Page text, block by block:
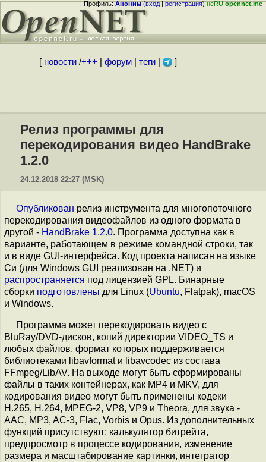
Профиль:Аноним(вход|регистрация)неRUopennet.me
[ новости/+++ форум| теги| ]
Релиз программы для
перекодирования видео HandBrake
1.2.0
24.12.2018 22:27 (MSK)
Опубликован релиз инструмента для многопоточного
перекодирования видеофайлов из одного формата в
другой - HandBrake 1.2.0. Программа доступна как в
варианте, работающем в режиме командной строки, так
и в виде GUI-интерфейса. Код проекта написан на языке
Си (для Windows GUI реализован на .NET) и
распространяется под лицензией GPL. Бинарные
сборки подготовлены для Linux (Ubuntu, Flatpak), macOS
и Windows.
Программа может перекодировать видео с
BluRay/DVD-дисков, копий директории VIDEO_TS и
любых файлов, формат которых поддерживается
библиотеками libavformat и libavcodec из состава
FFmpeg/LibAV. На выходе могут быть сформированы
файлы в таких контейнерах, как MP4 и MKV, для
кодирования видео могут быть применены кодеки
H.265, H.264, MPEG-2, VP8, VP9 и Theora, для звука -
AAC, MP3, AC-3, Flac, Vorbis и Opus. Из дополнительных
функций присутствуют: калькулятор битрейта,
предпросмотр в процессе кодирования, изменение
размера и масштабирование картинки, интегратор